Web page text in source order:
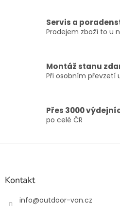
k
y
p
i
s
Servis a
Prodejem zboží to u
Montáž stanu
Při osobním převzetí
Přes 3000
po celé ČR
Z
Kontakt
info@outdoor-van.cz